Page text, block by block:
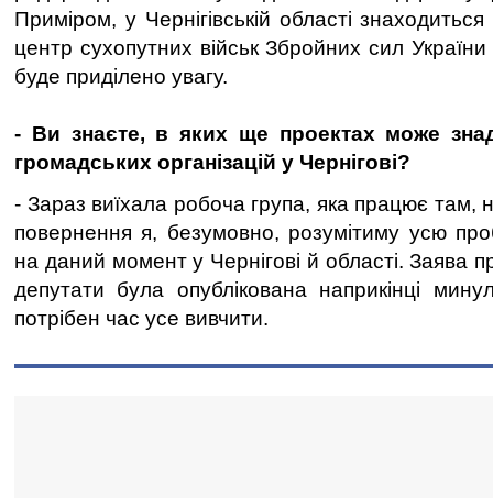
Приміром, у Чернігівській області
центр сухопутних військ Збройних сил
буде приділено увагу.
- Ви знаєте, в яких ще проектах може
громадських організацій у Чернігові?
- Зараз виїхала робоча група, яка працює там,
повернення я, безумовно, розумітиму усю
на даний момент у Чернігові й області. Заява
депутати була опублікована наприкінці
потрібен час усе вивчити.